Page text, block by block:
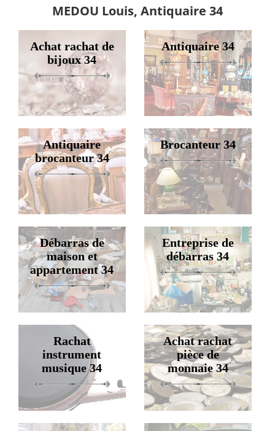
MEDOU Louis, Antiquaire 34
Achat rachat de
bijoux 34
Antiquaire 34
Antiquaire
brocanteur 34
Brocanteur 34
Débarras de
maison et
appartement 34
Entreprise de
débarras 34
Rachat
instrument
musique 34
Achat rachat
pièce de
monnaie 34